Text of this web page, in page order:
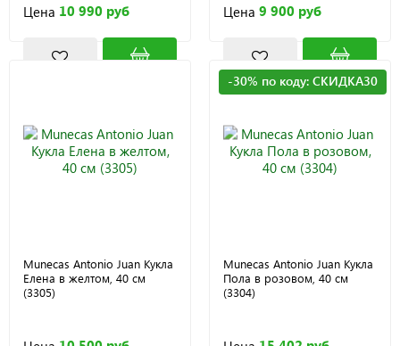
Цена 10 990 руб Цена 9 900 руб
Munecas Antonio Juan Кукла
Елена в желтом, 40 см
(3305)
-30% по коду: СКИДКА30
Munecas Antonio Juan Кукла
Пола в розовом, 40 см
(3304)